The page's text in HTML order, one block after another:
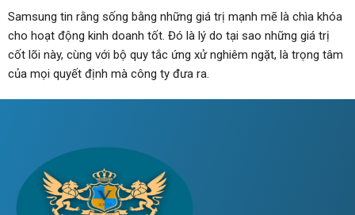
Samsung tin rằng sống bằng những giá trị mạnh mẽ là chìa khóa
cho hoạt động kinh doanh tốt. Đó là lý do tại sao những giá trị
cốt lõi này, cùng với bộ quy tắc ứng xử nghiêm ngặt, là trọng tâm
của mọi quyết định mà công ty đưa ra.